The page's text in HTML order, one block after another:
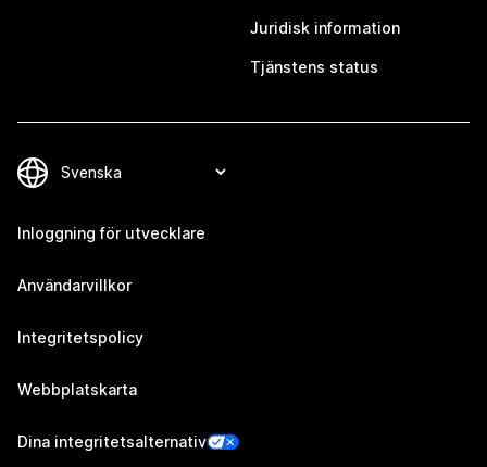
Juridisk information
Tjänstens status
Inloggning för utvecklare
Användarvillkor
Integritetspolicy
Webbplatskarta
Dina integritetsalternativ